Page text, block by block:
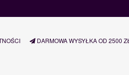
DARMOWA WYSYŁKA OD 2500 ZŁ